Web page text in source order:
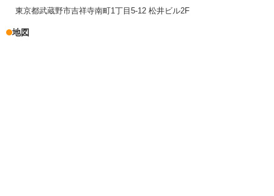
東京都武蔵野市吉祥寺南町1丁目5-12 松井ビル2F
地図